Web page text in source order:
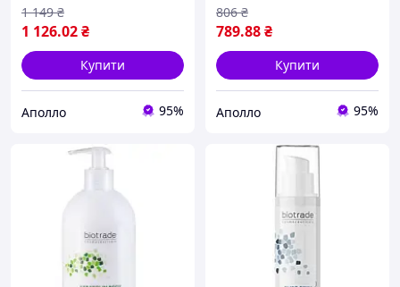
1 126.02₴
1 149 ₴
Купити
Аполло 95%
789.88₴
806 ₴
Купити
Аполло 95%